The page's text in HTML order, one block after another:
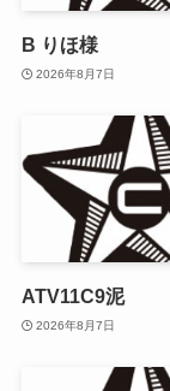
B りほ様
2026年8月7日
ATV11C9泥
2026年8月7日